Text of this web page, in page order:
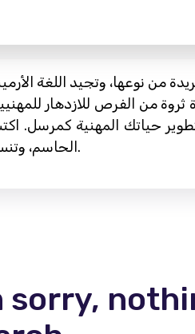
نوعها، وتجيد اللغة
من الفرص للازدهار
حياتك المهنية
الحاسم، وتنسيق وإدارة الخدمات اللوجستية بكفاءة ودقة.
sorry,